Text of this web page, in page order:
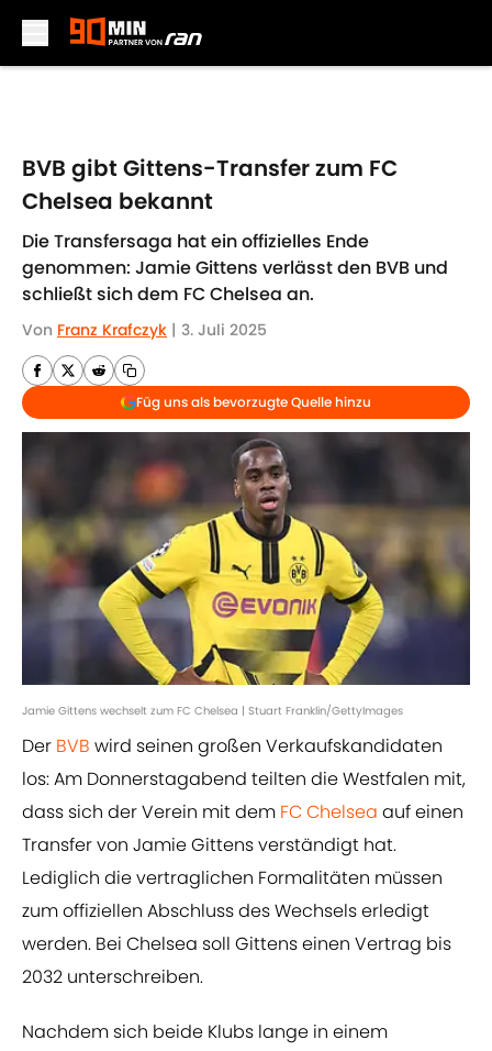
BVB gibt Gittens-Transfer zum FC
Chelsea bekannt
Die Transfersaga hat ein offizielles Ende
genommen: Jamie Gittens verlässt den BVB und
schließt sich dem FC Chelsea an.
Von Franz Krafczyk | 3. Juli 2025
Füg uns als bevorzugte Quelle hinzu
Jamie Gittens wechselt zum FC Chelsea | Stuart Franklin/GettyImages
Der BVB wird seinen großen Verkaufskandidaten
los: Am Donnerstagabend teilten die Westfalen mit,
dass sich der Verein mit dem FC Chelsea auf einen
Transfer von Jamie Gittens verständigt hat.
Lediglich die vertraglichen Formalitäten müssen
zum offiziellen Abschluss des Wechsels erledigt
werden. Bei Chelsea soll Gittens einen Vertrag bis
2032 unterschreiben.
Nachdem sich beide Klubs lange in einem